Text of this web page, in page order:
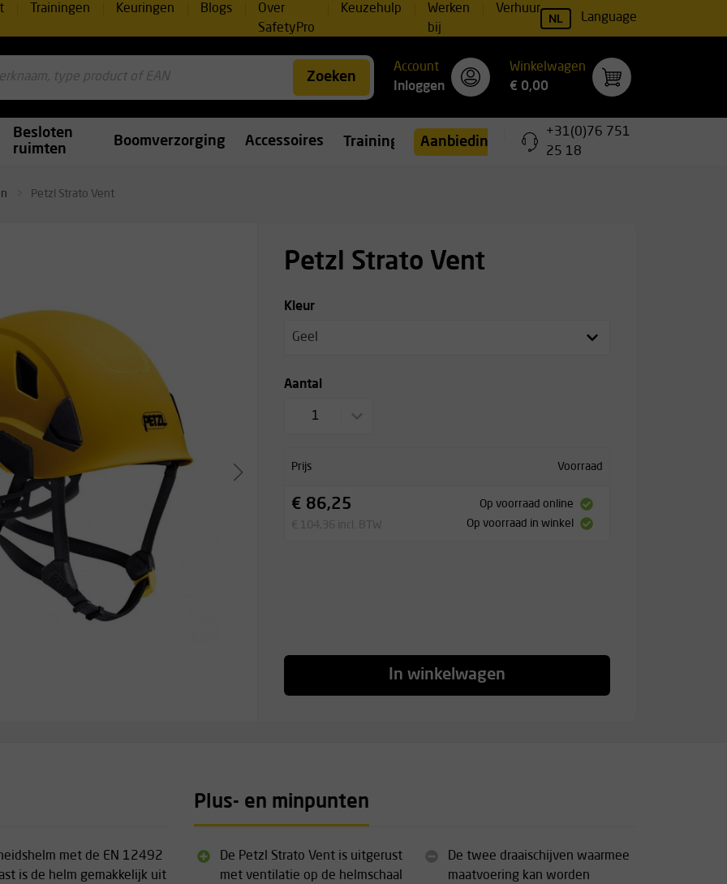
Trainingen Keuringen Blogs
Over
SafetyPro
Keuzehulp
Werken
bij
Verhuur
NL Language
Zoeken
Account
Inloggen
Winkelwagen
€ 0,00
Besloten
ruimten
Boomverzorging Accessoires Trainingen Aanbiedingen
+31(0)76 751
25 18
Petzl Strato Vent
Petzl Strato Vent
Kleur
Geel
Aantal
1
Prijs Voorraad
€ 86,25
€ 104,36 incl. BTW
Op voorraad online
Op voorraad in winkel
In winkelwagen
met de EN 12492
is de helm gemakkelijk uit
Plus- en minpunten
De Petzl Strato Vent is uitgerust
met ventilatie op de helmschaal
De twee draaischijven waarmee
maatvoering kan worden